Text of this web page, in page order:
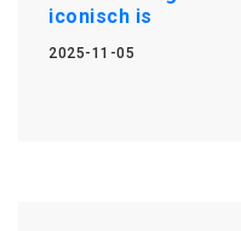
iconisch is
2025-11-05